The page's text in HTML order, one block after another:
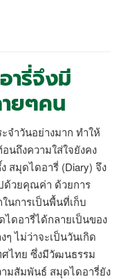
ารี่จึงมี
ยๆคน
จำวันอย่างมาก ทำให้
ถึงความใส่ใจยังคง
สมุดไดอารี่ (Diary) จึง
ด้วยคุณค่า ด้วยการ
นการเป็นพื้นที่เก็บ
ดอารี่ได้กลายเป็นของ
ไม่ว่าจะเป็นวันเกิด
ศไทย ซึ่งมีวัฒนธรรม
มสัมพันธ์ สมุดไดอารี่ยัง